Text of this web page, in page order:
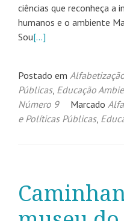
ciências que reconheça a
humanos e o ambiente
Sou[…]
Postado em
Públicas, Educação
Número 9
Marcado
e Políticas Públicas,